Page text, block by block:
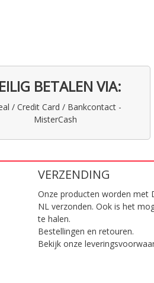
BETALEN VIA:
/ Credit Card / Bankcontact -
MisterCash
VERZENDING
Onze producten worden met
NL verzonden. Ook is het
te halen.
Bestellingen en retouren.
Bekijk onze